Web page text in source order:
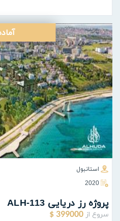
استانبول
2020
پروژه رز دریایی ALH-113
سروع از 399000 $